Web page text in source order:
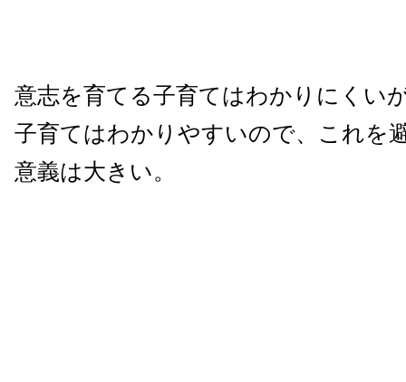
意志を育てる子育てはわかりにくい
子育てはわかりやすいので、これを
意義は大きい。